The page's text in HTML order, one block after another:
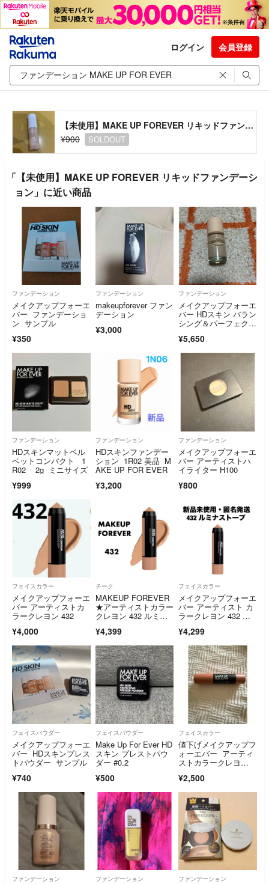
ログイン 会員登録
【未使用】MAKE UP FOREVER リキッドファンデーション
¥900
SOLDOUT
「【未使用】MAKE UP FOREVER リキッドファンデーシ
ョン」に近い商品
ファンデーション
メイクアップフォーエ
バー ファンデーショ
ン サンプル
¥350
ファンデーション
makeupforever ファン
デーション
¥3,000
ファンデーション
メイクアップフォーエ
バー HDスキン バラン
シング＆パーフェクテ
ョン 103N
¥5,650
ファンデーション
HDスキンマットベル
ベットコンパクト 1
R02 2g ミニサイズ
¥999
ファンデーション
HDスキンファンデー
ション 1R02 美品 M
AKE UP FOR EVER
¥3,200
ファンデーション
メイクアップフォーエ
バー アーティストハ
イライター H100
¥800
フェイスカラー
メイクアップフォーエ
バー アーティストカ
ラークレヨン 432
¥4,000
チーク
MAKEUP FOREVER
★アーティストカラー
クレヨン 432 ルミナ
¥4,399
フェイスカラー
メイクアップフォーエ
バー アーティスト カ
ラークレヨン 432 ル
¥4,299
フェイスパウダー
メイクアップフォーエ
バー HDスキンプレス
トパウダー サンプル
¥740
フェイスパウダー
Make Up For Ever HD
スキン プレストパウ
ダー #0.2
¥500
フェイスカラー
値下げメイクアップフ
ォーエバー アーティ
ストカラークレヨ
¥2,500
ファンデーション ファンデーション ファンデーション